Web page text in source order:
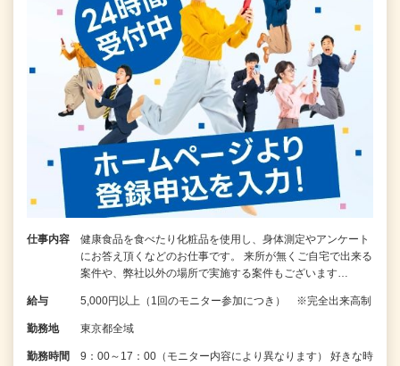
仕事内容
健康食品を食べたり化粧品を使用し、身体測定やアンケート
にお答え頂くなどのお仕事です。 来所が無くご自宅で出来る
案件や、弊社以外の場所で実施する案件もございます…
給与 5,000円以上（1回のモニター参加につき） ※完全出来高制
勤務地 東京都全域
勤務時間
9：00～17：00（モニター内容により異なります） 好きな時